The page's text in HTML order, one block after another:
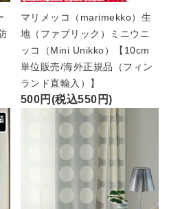
マリメッコ（marimekko）生
地（ファブリック）ミニウニ
ッコ（Mini Unikko）【10cm
単位販売/海外正規品（フィン
ランド直輸入）】
500円(税込550円)